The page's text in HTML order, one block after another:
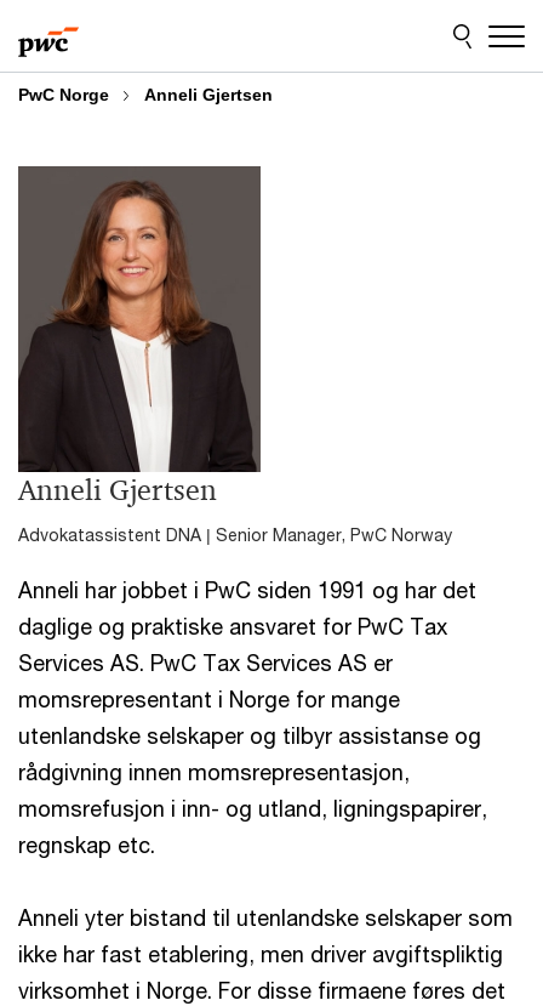
to
content
to
footer
PwC Norge Anneli Gjertsen
Anneli Gjertsen
Advokatassistent DNA | Senior Manager, PwC Norway
Anneli har jobbet i PwC siden 1991 og har det
daglige og praktiske ansvaret for PwC Tax
Services AS. PwC Tax Services AS er
momsrepresentant i Norge for mange
utenlandske selskaper og tilbyr assistanse og
rådgivning innen momsrepresentasjon,
momsrefusjon i inn- og utland, ligningspapirer,
regnskap etc.
Anneli yter bistand til utenlandske selskaper som
ikke har fast etablering, men driver avgiftspliktig
virksomhet i Norge. For disse firmaene føres det